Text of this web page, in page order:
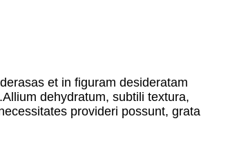
et in figuram desideratam
dehydratum, subtili textura,
provideri possunt, grata